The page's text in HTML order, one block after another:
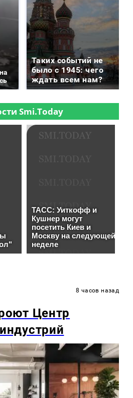
Таких событий не
было с 1945: чего
ждать всем нам?
8 часов назад
Центр